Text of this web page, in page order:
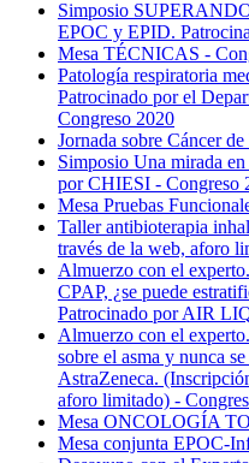
Simposio
EPOC y EPID.
Mesa TÉCNICAS -
Patología respiratoria
Patrocinado por el
Congreso 2020
Jornada sobre Cáncer
Simposio Una mirada
por CHIESI - Congreso
Mesa Pruebas
Taller antibioterapia
través de la web, aforo
Almuerzo con el
CPAP, ¿se puede
Patrocinado por AIR
Almuerzo con el
sobre el asma y nunca
AstraZeneca.
aforo limitado) -
Mesa ONCOLOGÍA
Mesa conjunta EPOC-